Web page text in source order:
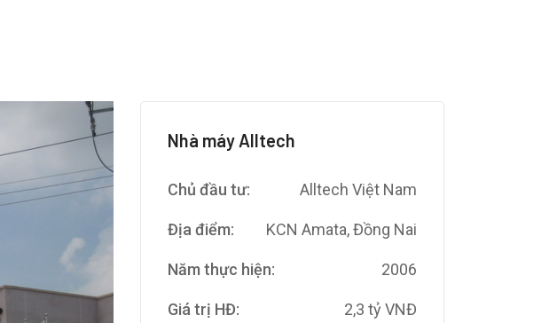
Nhà máy Alltech
Chủ đầu tư: Alltech Việt Nam
Địa điểm: KCN Amata, Đồng Nai
Năm thực hiện: 2006
Giá trị HĐ: 2,3 tỷ VNĐ